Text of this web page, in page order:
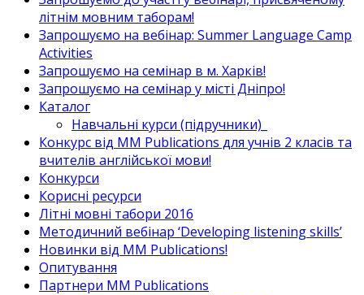
літнім мовним таборам!
Запрошуємо на вебінар: Summer Language Camp
Activities
Запрошуємо на семінар в м. Харків!
Запрошуємо на семінар у місті Дніпро!
Каталог
Навчальні курси (підручники)_
Конкурс від MM Publications для учнів 2 класів та
вчителів англійської мови!
Конкурси
Корисні ресурси
Літні мовні табори 2016
Методичний вебінар ‘Developing listening skills’
Новинки від MM Publications!
Опитування
Партнери MM Publications